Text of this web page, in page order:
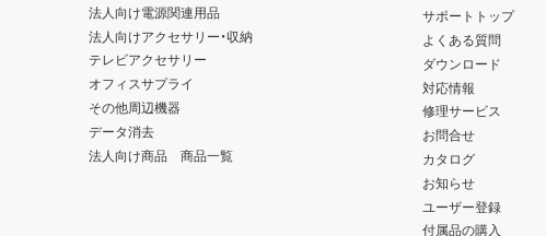
法人向け電源関連用品
法人向けアクセサリー・収納
テレビアクセサリー
オフィスサプライ
その他周辺機器
データ消去
法人向け商品 商品一覧
サポートトップ
よくある質問
ダウンロード
対応情報
修理サービス
お問合せ
カタログ
お知らせ
ユーザー登録
付属品の購入